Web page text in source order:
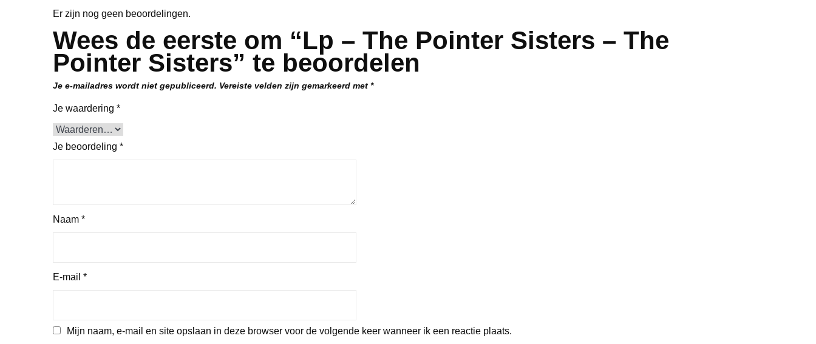
Er zijn nog geen beoordelingen.
Wees de eerste om “Lp – The Pointer Sisters – The
Pointer Sisters” te beoordelen
Je e-mailadres wordt niet gepubliceerd. Vereiste velden zijn gemarkeerd met *
Je waardering *
Je beoordeling *
Naam *
E-mail *
Mijn naam, e-mail en site opslaan in deze browser voor de volgende keer wanneer ik een reactie plaats.